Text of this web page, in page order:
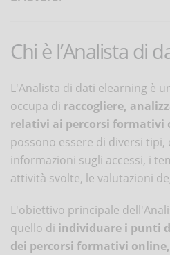
Chi è l’Analista di
L'Analista di dati elearning è
occupa di raccogliere,
relativi ai percorsi formativi
possono essere di diversi tipi,
informazioni sugli accessi, i
attività svolte, le valutazioni
L'obiettivo principale
quello di individuare i punti
dei percorsi formativi